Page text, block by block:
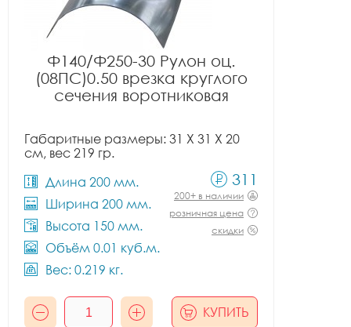
Ф140/Ф250-30 Рулон оц.
(08ПС)0.50 врезка круглого
сечения воротниковая
Габаритные размеры: 31 X 31 X 20
см, вес 219 гр.
Длина 200 мм.
Ширина 200 мм.
Высота 150 мм.
Объём 0.01 куб.м.
Вес: 0.219 кг.
311
200+ в наличии
розничная цена
скидки
КУПИТЬ